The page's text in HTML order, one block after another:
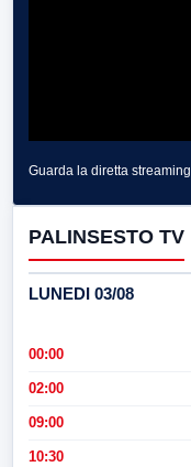
Guarda la diretta streaming
PALINSESTO TV
LUNEDI 03/08
00:00
02:00
09:00
10:30